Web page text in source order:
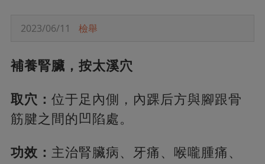
2023/06/11 檢舉
補養腎臟，按太溪穴
取穴： 位于足內側，內踝后方與腳跟骨
筋腱之間的凹陷處。
功效： 主治腎臟病、牙痛、喉嚨腫痛、